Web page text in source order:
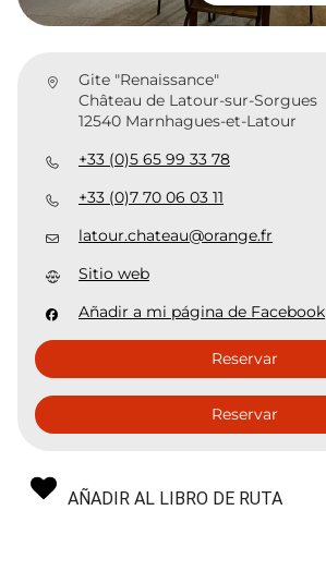
Gite "Renaissance"
Château de Latour-sur-Sorgues
12540 Marnhagues-et-Latour
+33 (0)5 65 99 33 78
+33 (0)7 70 06 03 11
latour.chateau@orange.fr
Sitio web
Añadir a mi página de Facebook
Reservar
Reservar
AÑADIR AL LIBRO DE RUTA